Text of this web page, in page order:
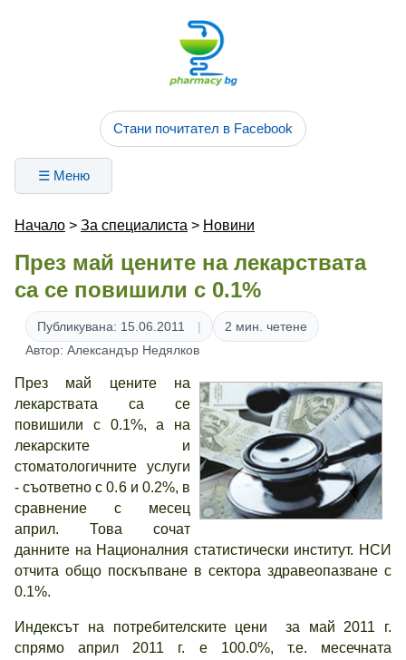
Стани почитател в Facebook
☰ Меню
Начало > За специалиста > Новини
През май цените на лекарствата
са се повишили с 0.1%
Публикувана: 15.06.2011
2 мин. четене
Автор: Александър Недялков
През май цените на
лекарствата са се
повишили с 0.1%, а на
лекарските и
стоматологичните услуги
- съответно с 0.6 и 0.2%, в
сравнение с месец
април. Това сочат
данните на Националния статистически институт. НСИ
отчита общо поскъпване в сектора здравеопазване с
0.1%.
Индексът на потребителските цени за май 2011 г.
спрямо април 2011 г. е 100.0%, т.е. месечната